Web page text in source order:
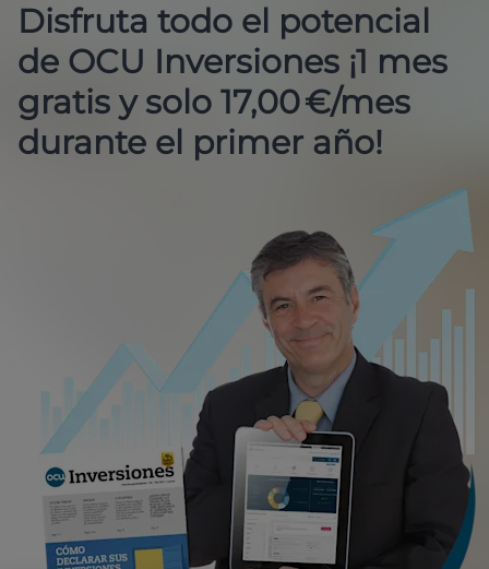
Disfruta todo el potencial
de OCU Inversiones ¡1 mes
gratis y solo 17,00 €/mes
durante el primer año!